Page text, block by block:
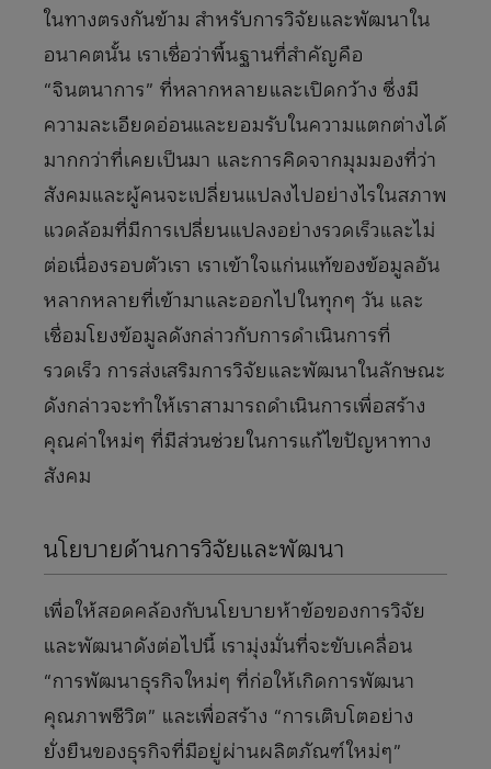
ในทางตรงกันข้าม สำหรับการวิจัยและพัฒนาใน
อนาคตนั้น เราเชื่อว่าพื้นฐานที่สำคัญคือ
“จินตนาการ” ที่หลากหลายและเปิดกว้าง ซึ่งมี
ความละเอียดอ่อนและยอมรับในความแตกต่างได้
มากกว่าที่เคยเป็นมา และการคิดจากมุมมองที่ว่า
สังคมและผู้คนจะเปลี่ยนแปลงไปอย่างไรในสภาพ
แวดล้อมที่มีการเปลี่ยนแปลงอย่างรวดเร็วและไม่
ต่อเนื่องรอบตัวเรา เราเข้าใจแก่นแท้ของข้อมูลอัน
หลากหลายที่เข้ามาและออกไปในทุกๆ วัน และ
เชื่อมโยงข้อมูลดังกล่าวกับการดําเนินการที่
รวดเร็ว การส่งเสริมการวิจัยและพัฒนาในลักษณะ
ดังกล่าวจะทำให้เราสามารถดำเนินการเพื่อสร้าง
คุณค่าใหม่ๆ ที่มีส่วนช่วยในการแก้ไขปัญหาทาง
สังคม
นโยบายด้านการวิจัยและพัฒนา
เพื่อให้สอดคล้องกับนโยบายห้าข้อของการวิจัย
และพัฒนาดังต่อไปนี้ เรามุ่งมั่นที่จะขับเคลื่อน
“การพัฒนาธุรกิจใหม่ๆ ที่ก่อให้เกิดการพัฒนา
คุณภาพชีวิต” และเพื่อสร้าง “การเติบโตอย่าง
ยั่งยืนของธุรกิจที่มีอยู่ผ่านผลิตภัณฑ์ใหม่ๆ”